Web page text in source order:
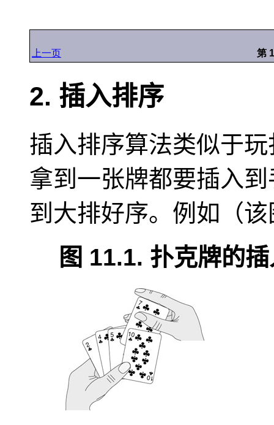
上一页 第
2. 插入排序
插入排序算法类似于
拿到一张牌都要插入
到大排好序。例如（
图 11.1. 扑克牌的